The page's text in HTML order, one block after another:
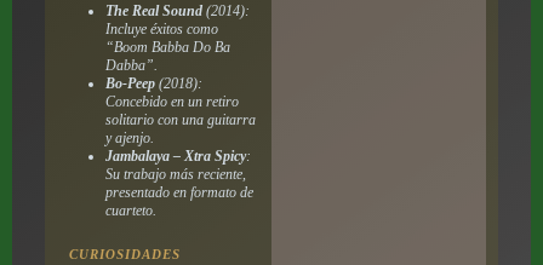
The Real Sound(2014):
Incluye éxitos como
“Boom Babba Do Ba
Dabba”.
Bo-Peep(2018):
Concebido en un retiro
solitario con una guitarra
y ajenjo.
Jambalaya – Xtra Spicy:
Su trabajo más reciente,
presentado en formato de
cuarteto.
CURIOSIDADES